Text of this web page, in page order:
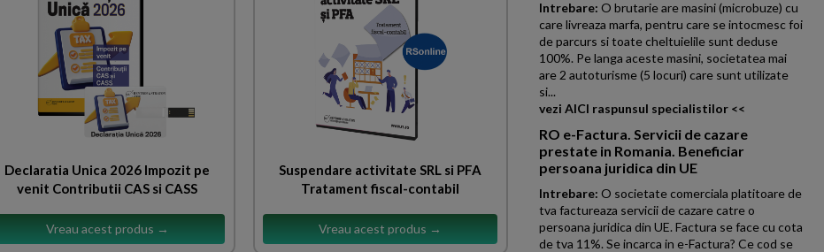
Declaratia Unica 2026 Impozit pe
venit Contributii CAS si CASS
Vreau acest produs →
Suspendare activitate SRL si PFA
Tratament fiscal-contabil
Vreau acest produs →
Intrebare: O brutarie are masini (microbuze) cu
care livreaza marfa, pentru care se intocmesc foi
de parcurs si toate cheltuielile sunt deduse
100%. Pe langa aceste masini, societatea mai
are 2 autoturisme (5 locuri) care sunt utilizate
si...
vezi AICI raspunsul specialistilor <<
RO e-Factura. Servicii de cazare
prestate in Romania. Beneficiar
persoana juridica din UE
Intrebare: O societate comerciala platitoare de
tva factureaza servicii de cazare catre o
persoana juridica din UE. Factura se face cu cota
de tva 11%. Se incarca in e-Factura? Ce cod se